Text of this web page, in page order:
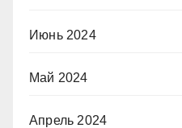
Июнь 2024
Май 2024
Апрель 2024